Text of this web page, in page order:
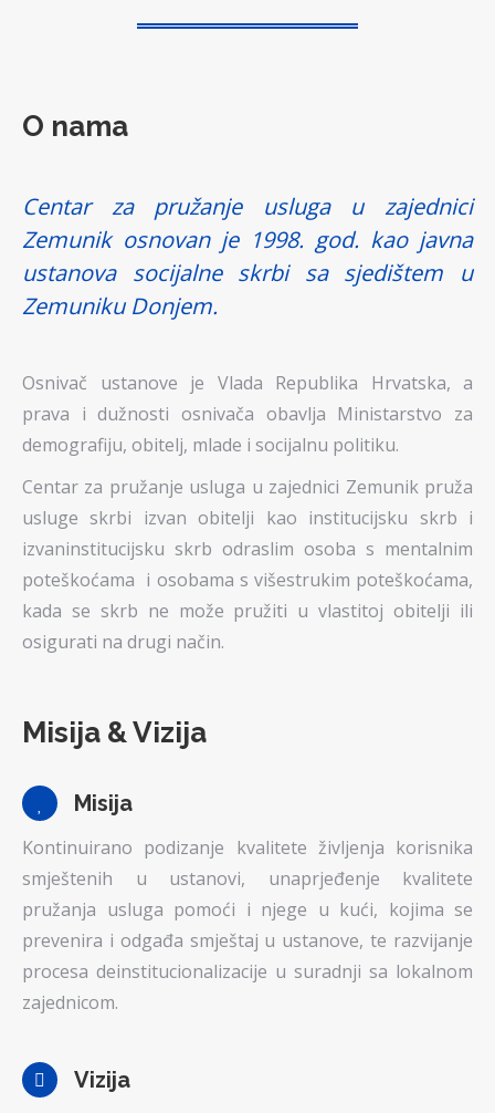
O nama
Centar za pružanje usluga u zajednici
Zemunik osnovan je 1998. god. kao javna
ustanova socijalne skrbi sa sjedištem u
Zemuniku Donjem.
Osnivač ustanove je Vlada Republika Hrvatska, a
prava i dužnosti osnivača obavlja Ministarstvo za
demografiju, obitelj, mlade i socijalnu politiku.
Centar za pružanje usluga u zajednici Zemunik pruža
usluge skrbi izvan obitelji kao institucijsku skrb i
izvaninstitucijsku skrb odraslim osoba s mentalnim
poteškoćama i osobama s višestrukim poteškoćama,
kada se skrb ne može pružiti u vlastitoj obitelji ili
osigurati na drugi način.
Misija & Vizija
Misija
Kontinuirano podizanje kvalitete življenja korisnika
smještenih u ustanovi, unaprjeđenje kvalitete
pružanja usluga pomoći i njege u kući, kojima se
prevenira i odgađa smještaj u ustanove, te razvijanje
procesa deinstitucionalizacije u suradnji sa lokalnom
zajednicom.
Vizija